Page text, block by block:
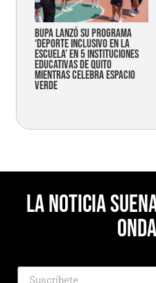
Bupa lanzó su programa
‘Deporte Inclusivo en la
Escuela’ en 5 instituciones
educativas de Quito
mientras celebra espacio
verde
La noticia